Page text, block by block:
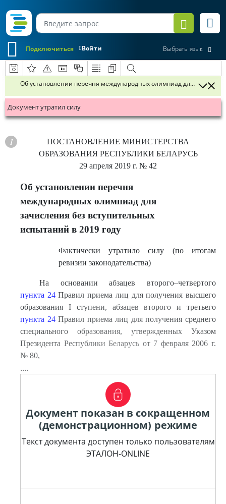
Войти
Подключиться Выбрать язык
Об установлении перечня международных олимпиад для
Документ утратил силу
ПОСТАНОВЛЕНИЕ МИНИСТЕРСТВА
ОБРАЗОВАНИЯ РЕСПУБЛИКИ БЕЛАРУСЬ
29 апреля 2019 г. № 42
Об установлении перечня
международных олимпиад для
зачисления без вступительных
испытаний в 2019 году
Фактически утратило силу (по итогам
ревизии законодательства)
На основании абзацев второго–четвертого
пункта 24Правил приема лиц для получения высшего
образования I ступени, абзацев второго и третьего
пункта 24Правил приема лиц для получения среднего
специального образования, утвержденных Указом
Президента Республики Беларусь от 7 февраля 2006 г.
№ 80,
....
Документ показан в сокращенном
(демонстрационном) режиме
Текст документа доступен только пользователям
ЭТАЛОН-ONLINE